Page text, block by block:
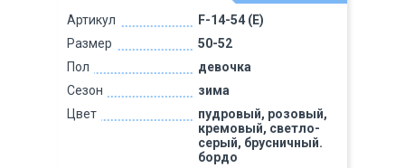
Артикул
F-14-54 (Е)
Размер
50-52
Пол
девочка
Сезон
зима
Цвет
пудровый, розовый,
кремовый, светло-
серый, брусничный.
бордо